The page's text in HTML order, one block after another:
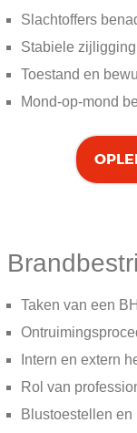
Slachtoffers
Stabiele zijligging
Toestand en
Mond-op-mond
Taken van een
Intern en extern
Rol van
Blustoestellen